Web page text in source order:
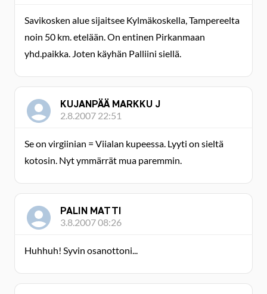
Savikosken alue sijaitsee Kylmäkoskella, Tampereelta
noin 50 km. etelään. On entinen Pirkanmaan
yhd.paikka. Joten käyhän Palliini siellä.
KUJANPÄÄ MARKKU J
2.8.2007 22:51
Se on virgiinian = Viialan kupeessa. Lyyti on sieltä
kotosin. Nyt ymmärrät mua paremmin.
PALIN MATTI
3.8.2007 08:26
Huhhuh! Syvin osanottoni...